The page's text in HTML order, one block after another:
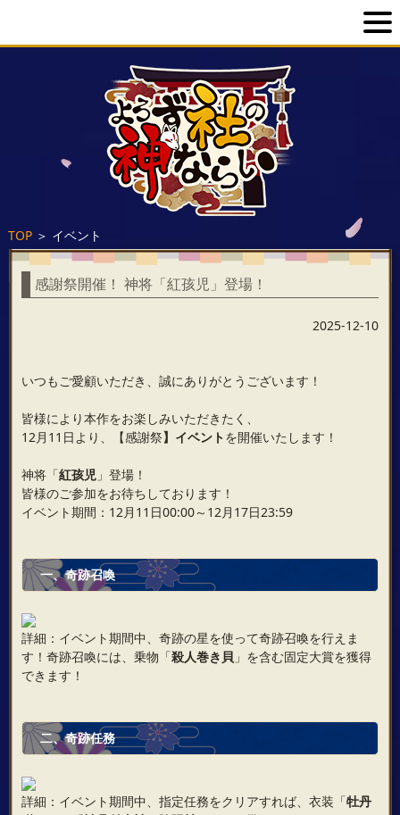
TOP＞ イベント
感謝祭開催！ 神将「紅孩児」登場！
2025-12-10
いつもご愛顧いただき、誠にありがとうございます！
皆様により本作をお楽しみいただきたく、
12月11日より、【感謝祭】イベントを開催いたします！
神将「紅孩児」登場！
皆様のご参加をお待ちしております！
イベント期間：12月11日00:00～12月17日23:59
一、奇跡召喚
詳細：イベント期間中、奇跡の星を使って奇跡召喚を行えま
す！奇跡召喚には、乗物「殺人巻き貝 」を含む固定大賞を獲得
できます！
二、奇跡任務
詳細：イベント期間中、指定任務をクリアすれば、衣装「牡丹